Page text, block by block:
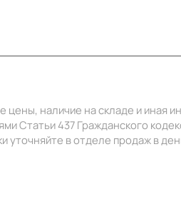
цены, наличие на складе и
Статьи 437 Гражданского
уточняйте в отделе продаж в